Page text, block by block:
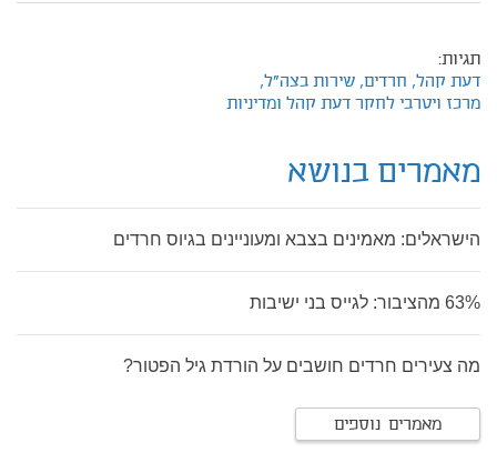
תגיות:
דעת קהל, חרדים, שירות בצה"ל,
מרכז ויטרבי לחקר דעת קהל ומדיניות
מאמרים בנושא
הישראלים: מאמינים בצבא ומעוניינים בגיוס חרדים
63% מהציבור: לגייס בני ישיבות‎
מה צעירים חרדים חושבים על הורדת גיל הפטור?
מאמרים נוספים